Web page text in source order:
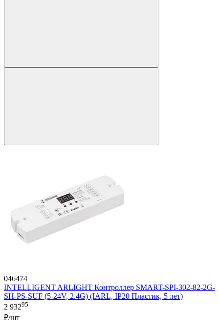
046474
INTELLIGENT ARLIGHT Контроллер SMART-SPI-302-82-2G-
SH-PS-SUF (5-24V, 2.4G) (IARL, IP20 Пластик, 5 лет)
2 93295
₽/шт